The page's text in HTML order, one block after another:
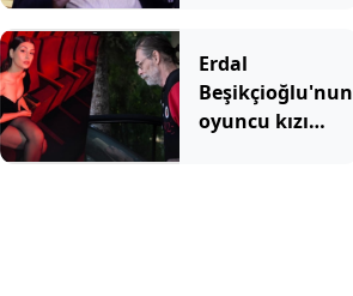
Erdal
Beşikçioğlu'nun
oyuncu kızı